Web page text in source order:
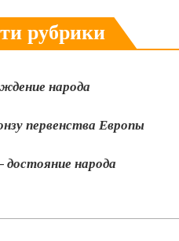
рубрики
народа
первенства Европы
народа